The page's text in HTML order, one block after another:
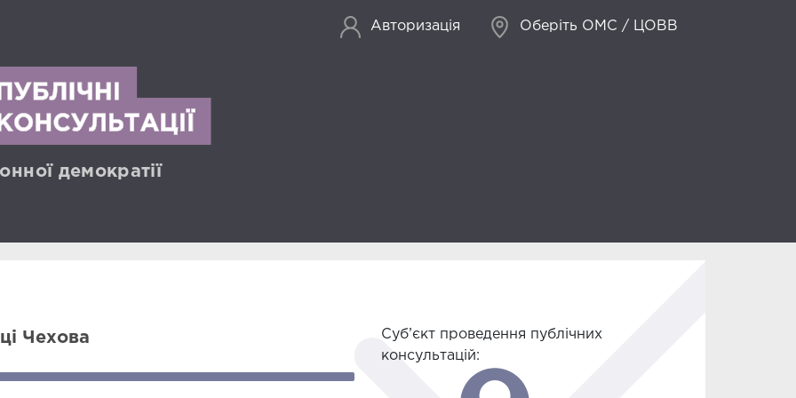
Авторизація Оберіть ОМС / ЦОВВ
демократії
Чехова
Суб’єкт проведення публічних
консультацій: